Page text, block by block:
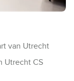
van Utrecht
Utrecht CS